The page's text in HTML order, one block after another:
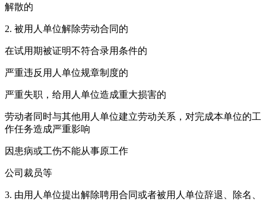
解散的
2. 被用人单位解除劳动合同的
在试用期被证明不符合录用条件的
严重违反用人单位规章制度的
严重失职，给用人单位造成重大损害的
劳动者同时与其他用人单位建立劳动关系，对完成本单位的工
作任务造成严重影响
因患病或工伤不能从事原工作
公司裁员等
3. 由用人单位提出解除聘用合同或者被用人单位辞退、除名、